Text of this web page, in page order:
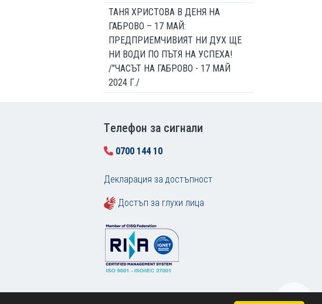
ТАНЯ ХРИСТОВА В ДЕНЯ НА
ГАБРОВО – 17 МАЙ:
ПРЕДПРИЕМЧИВИЯТ НИ ДУХ ЩЕ
НИ ВОДИ ПО ПЪТЯ НА УСПЕХА!
/"ЧАСЪТ НА ГАБРОВО - 17 МАЙ
2024 Г./
Tелефон за сигнали
0700 144 10
Декларация за достъпност
Достъп за глухи лица